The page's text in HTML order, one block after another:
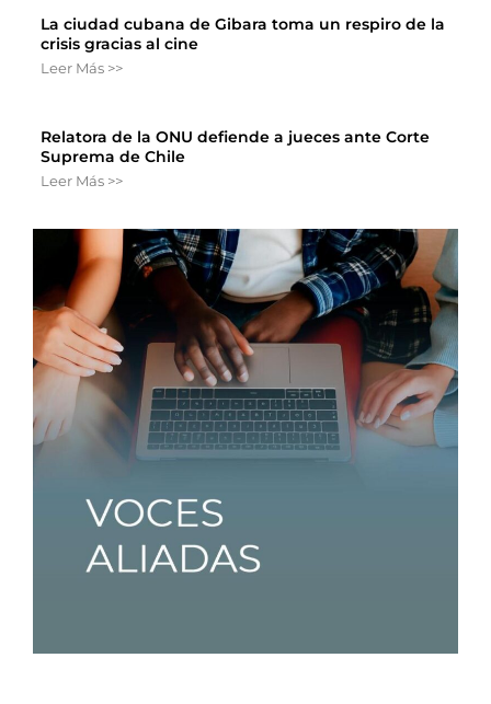
La ciudad cubana de Gibara toma un respiro de la
crisis gracias al cine
Leer Más >>
Relatora de la ONU defiende a jueces ante Corte
Suprema de Chile
Leer Más >>